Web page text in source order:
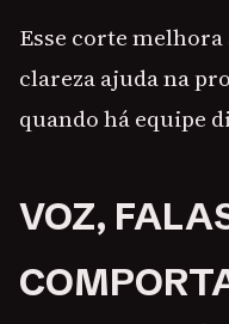
Esse corte melhora
clareza ajuda na
quando há equipe
VOZ,